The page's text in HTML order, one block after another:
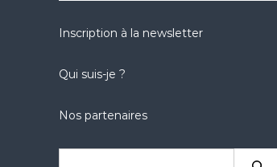
Inscription à la newsletter
Qui suis-je ?
Nos partenaires